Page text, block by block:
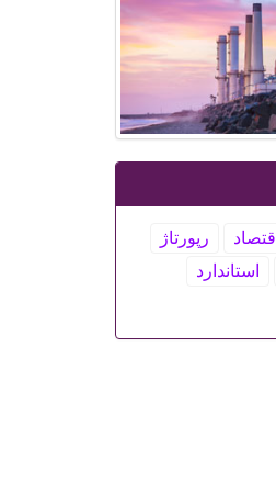
اقتصاد
رپورتاژ
استاندارد